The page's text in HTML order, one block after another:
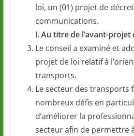
loi, un (01) projet de
communications.
I. Au titre de l’avant-projet
Le conseil a examiné et
projet de loi relatif à
transports.
Le secteur des transports
nombreux défis en
d’améliorer la
secteur afin de permettre